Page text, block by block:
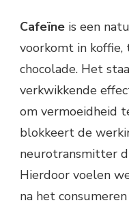
Cafeïne is een
voorkomt in koffie,
chocolade. Het
verkwikkende
om vermoeidheid
blokkeert de
neurotransmitter
Hierdoor voelen
na het